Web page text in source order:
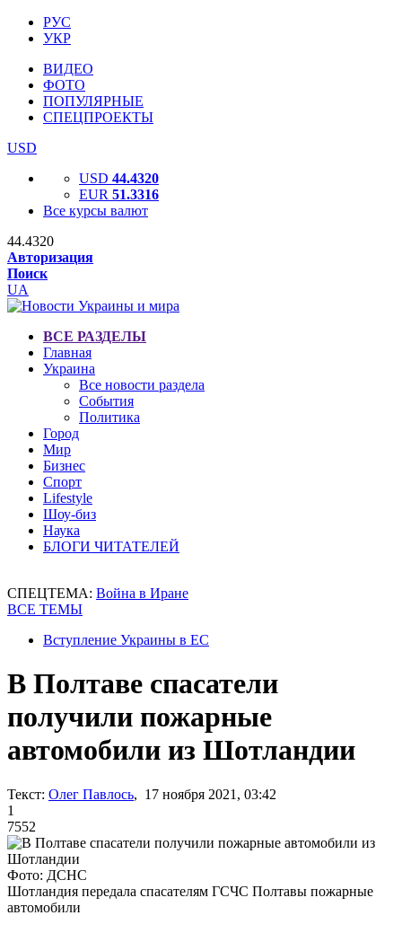
РУС
УКР
ВИДЕО
ФОТО
ПОПУЛЯРНЫЕ
СПЕЦПРОЕКТЫ
USD
USD 44.4320
EUR 51.3316
Все курсы валют
44.4320
Авторизация
Поиск
UA
ВСЕ РАЗДЕЛЫ
Главная
Украина
Все новости раздела
События
Политика
Город
Мир
Бизнес
Спорт
Lifestyle
Шоу-биз
Наука
БЛОГИ ЧИТАТЕЛЕЙ
СПЕЦТЕМА: Война в Иране
ВСЕ ТЕМЫ
Вступление Украины в ЕС
В Полтаве спасатели
получили пожарные
автомобили из Шотландии
Текст: Олег Павлось, 17 ноября 2021, 03:42
1
7552
Фото: ДСНС
Шотландия передала спасателям ГСЧС Полтавы пожарные
автомобили